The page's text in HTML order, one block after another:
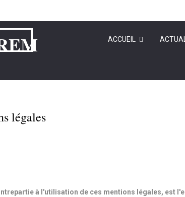
ACCUEIL
légales
à l'utilisation de ces mentions légales, est